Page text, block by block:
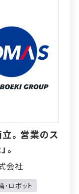
。営業のス
。
会社
・ロボット